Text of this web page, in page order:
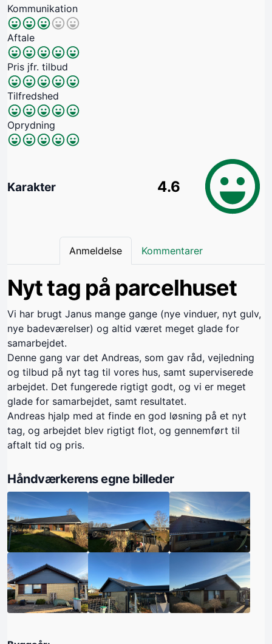
Kommunikation
Aftale
Pris jfr. tilbud
Tilfredshed
Oprydning
Karakter 4.6
Anmeldelse Kommentarer
Nyt tag på parcelhuset
Vi har brugt Janus mange gange (nye vinduer, nyt gulv,
nye badeværelser) og altid været meget glade for
samarbejdet.
Denne gang var det Andreas, som gav råd, vejledning
og tilbud på nyt tag til vores hus, samt superviserede
arbejdet. Det fungerede rigtigt godt, og vi er meget
glade for samarbejdet, samt resultatet.
Andreas hjalp med at finde en god løsning på et nyt
tag, og arbejdet blev rigtigt flot, og gennemført til
aftalt tid og pris.
Håndværkerens egne billeder